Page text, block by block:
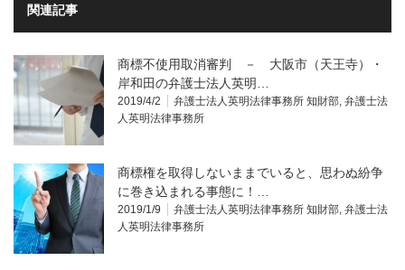
関連記事
商標不使用取消審判 － 大阪市（天王寺）・
岸和田の弁護士法人英明…
2019/4/2 弁護士法人英明法律事務所 知財部, 弁護士法
人英明法律事務所
商標権を取得しないままでいると、思わぬ紛争
に巻き込まれる事態に！…
2019/1/9 弁護士法人英明法律事務所 知財部, 弁護士法
人英明法律事務所